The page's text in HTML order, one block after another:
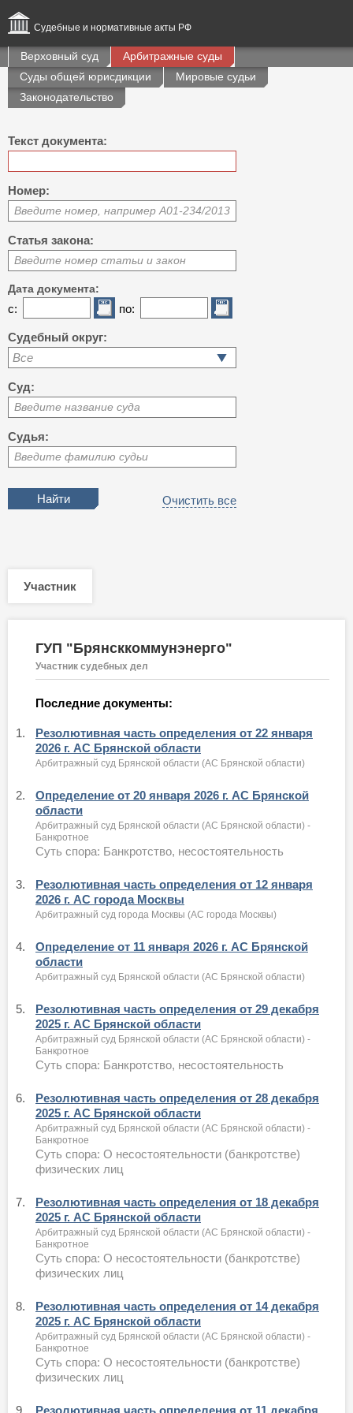
Судебные и нормативные акты РФ
Верховный суд
Арбитражные суды
Суды общей юрисдикции
Мировые судьи
Законодательство
Текст документа:
Номер:
Введите номер, например А01-234/2013
Статья закона:
Введите номер статьи и закон
Дата документа:
с: по:
Судебный округ:
Все
Суд:
Введите название суда
Судья:
Введите фамилию судьи
Очистить все
Участник
ГУП "Брянсккоммунэнерго"
Участник судебных дел
Последние документы:
1.
Резолютивная часть определения от 22 января
2026 г. АС Брянской области
Арбитражный суд Брянской области (АС Брянской области)
2.
Определение от 20 января 2026 г. АС Брянской
области
Арбитражный суд Брянской области (АС Брянской области) -
Банкротное
Суть спора: Банкротство, несостоятельность
3.
Резолютивная часть определения от 12 января
2026 г. АС города Москвы
Арбитражный суд города Москвы (АС города Москвы)
4.
Определение от 11 января 2026 г. АС Брянской
области
Арбитражный суд Брянской области (АС Брянской области)
5.
Резолютивная часть определения от 29 декабря
2025 г. АС Брянской области
Арбитражный суд Брянской области (АС Брянской области) -
Банкротное
Суть спора: Банкротство, несостоятельность
6.
Резолютивная часть определения от 28 декабря
2025 г. АС Брянской области
Арбитражный суд Брянской области (АС Брянской области) -
Банкротное
Суть спора: О несостоятельности (банкротстве)
физических лиц
7.
Резолютивная часть определения от 18 декабря
2025 г. АС Брянской области
Арбитражный суд Брянской области (АС Брянской области) -
Банкротное
Суть спора: О несостоятельности (банкротстве)
физических лиц
8.
Резолютивная часть определения от 14 декабря
2025 г. АС Брянской области
Арбитражный суд Брянской области (АС Брянской области) -
Банкротное
Суть спора: О несостоятельности (банкротстве)
физических лиц
9. Резолютивная часть определения от 11 декабря